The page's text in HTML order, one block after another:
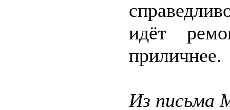
идёт
приличнее.
Из письма